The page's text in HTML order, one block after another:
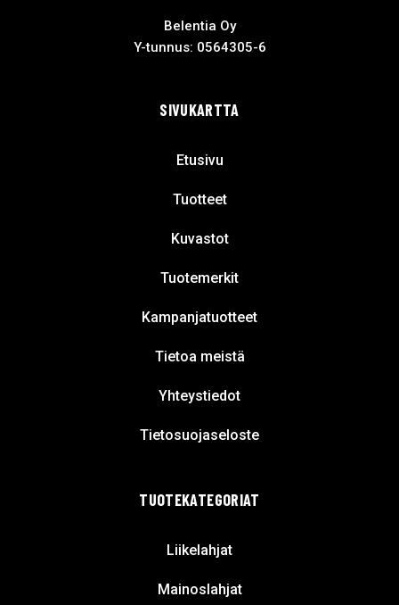
Belentia Oy
Y-tunnus: 0564305-6
SIVUKARTTA
Etusivu
Tuotteet
Kuvastot
Tuotemerkit
Kampanjatuotteet
Tietoa meistä
Yhteystiedot
Tietosuojaseloste
TUOTEKATEGORIAT
Liikelahjat
Mainoslahjat